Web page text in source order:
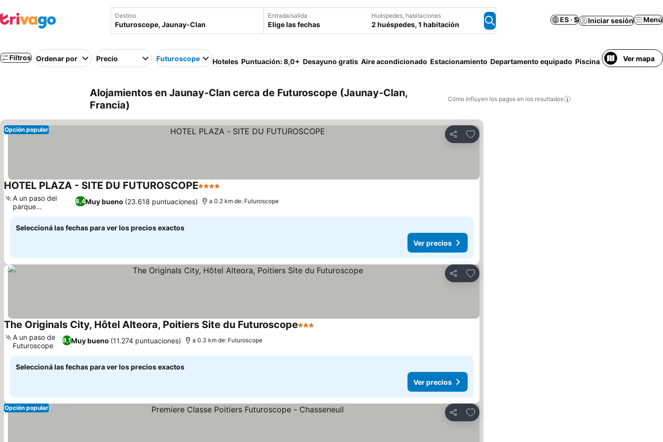
Destino Entrada/salida
Elige las fechas
Huéspedes, habitaciones
2 huéspedes, 1 habitación
ES · $ Iniciar sesión Menú
Filtros Ordenar por Precio Futuroscope Hoteles Puntuación: 8,0+ Desayuno gratis Aire acondicionado Estacionamiento Departamento equipado Piscina Restaurante
Ver mapa
Alojamientos en Jaunay-Clan cerca de Futuroscope (Jaunay-Clan,
Francia)
Cómo influyen los pagos en los resultados
Compartir
Añadir a favoritos
Opción popular
HOTEL PLAZA - SITE DU FUTUROSCOPE4 Estrellas
8,4Muy bueno (23.618 puntuaciones)
A un paso del
parque
Futuroscope
a 0.2 km de: Futuroscope
Seleccioná las fechas para ver los precios exactos
Ver precios
Compartir
Añadir a favoritos
The Originals City, Hôtel Alteora, Poitiers Site du Futuroscope3 Estrellas
8,1Muy bueno (11.274 puntuaciones)
A un paso de
Futuroscope
a 0.3 km de: Futuroscope
Seleccioná las fechas para ver los precios exactos
Ver precios
Compartir
Añadir a favoritos
Opción popular